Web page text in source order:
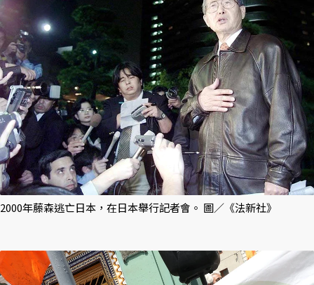
2000年藤森逃亡日本，在日本舉行記者會。 圖／《法新社》